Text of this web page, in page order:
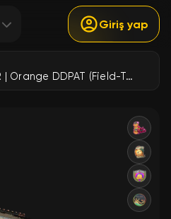
Giriş yap
StatTrak™ Galil AR | Orange DDPAT (Field-Tested)